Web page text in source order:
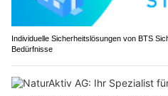
Individuelle Sicherheitslösungen von BTS
Bedürfnisse